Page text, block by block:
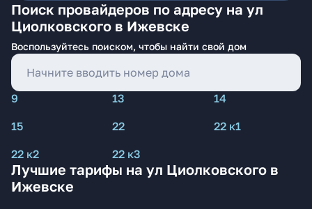
Поиск провайдеров по адресу на ул
Циолковского в Ижевске
Воспользуйтесь поиском, чтобы найти свой дом
9 13
14
15
22
22 к1
22 к2
22 к3
Лучшие тарифы на ул Циолковского в
Ижевске